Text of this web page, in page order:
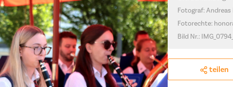
Fotograf: Andreas
Fotorechte:
Bild Nr.:
teilen